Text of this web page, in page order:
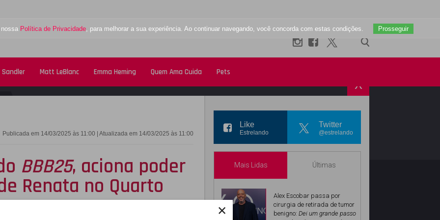
×
Política de Privacidade, para melhorar a sua experiência. Ao continuar navegando, você concorda com estas condições. Prosseguir
Sandler Matt LeBlanc Emma Heming Quem Ama Cuida Pets
X
Publicada em 14/03/2025 às 11:00 | Atualizada em 14/03/2025 às 11:00
BBB25, aciona poder
Renata no Quarto
Like
Estrelando
Twitter
@estrelando
Mais Lidas Últimas
Alex Escobar passa por
cirurgia de retirada de tumor
benigno: Dei um grande passo
INSTAGRAM